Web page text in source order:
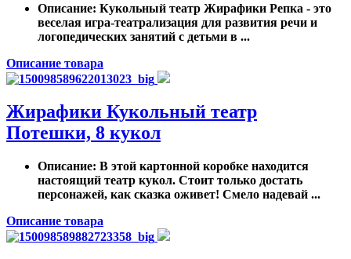
Описание: Кукольный театр Жирафики Репка - это
веселая игра-театрализация для развития речи и
логопедических занятий с детьми в ...
Описание товара
Жирафики Кукольный театр
Потешки, 8 кукол
Описание: В этой картонной коробке находится
настоящий театр кукол. Стоит только достать
персонажей, как сказка оживет! Смело надевай ...
Описание товара